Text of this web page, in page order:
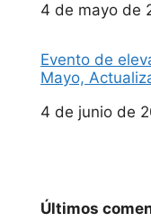
Fecha
4 de mayo de
Evento de
Mayo,
Fecha
4 de junio de
Últimos